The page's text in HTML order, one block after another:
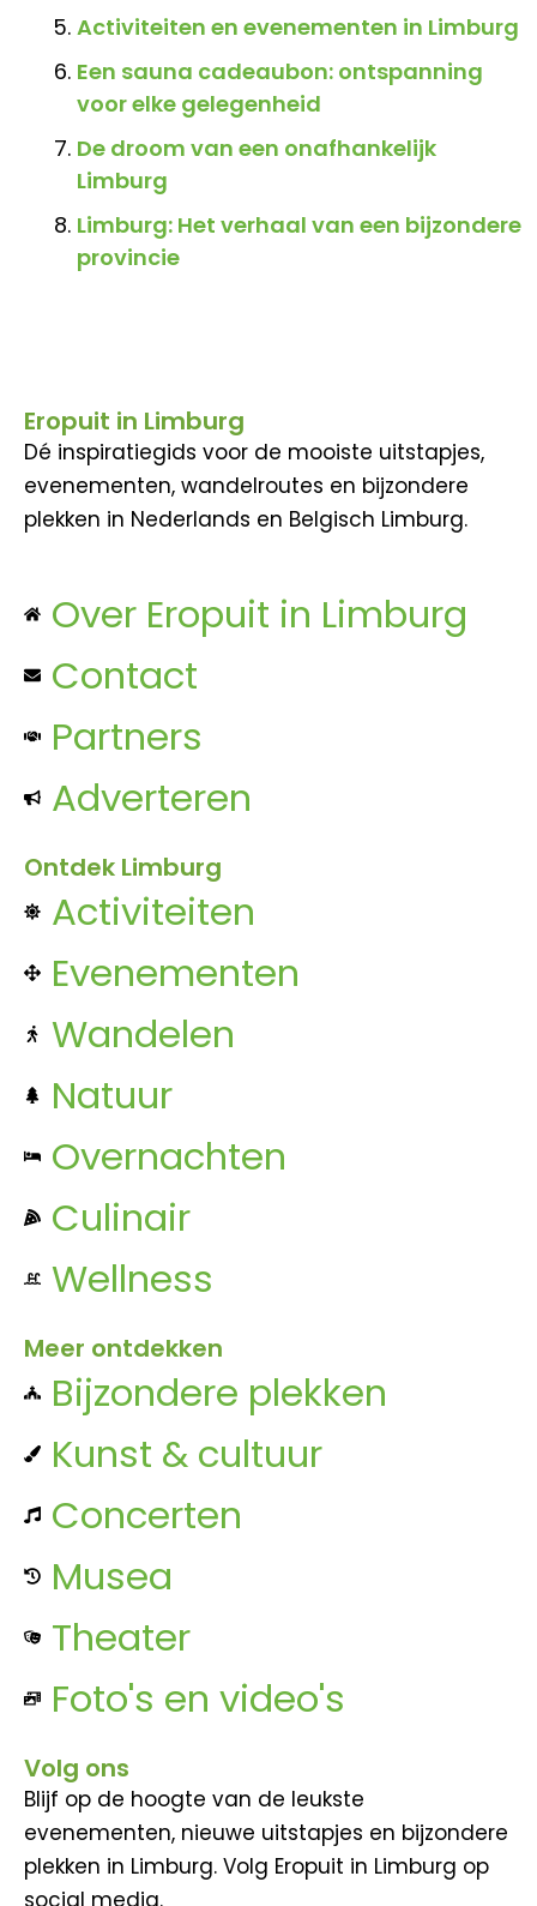
Activiteiten en evenementen in Limburg
Een sauna cadeaubon: ontspanning
voor elke gelegenheid
De droom van een onafhankelijk
Limburg
Limburg: Het verhaal van een bijzondere
provincie
Eropuit in Limburg
Dé inspiratiegids voor de mooiste uitstapjes,
evenementen, wandelroutes en bijzondere
plekken in Nederlands en Belgisch Limburg.
Over Eropuit in Limburg
Contact
Partners
Adverteren
Ontdek Limburg
Activiteiten
Evenementen
Wandelen
Natuur
Overnachten
Culinair
Wellness
Meer ontdekken
Bijzondere plekken
Kunst & cultuur
Concerten
Musea
Theater
Foto's en video's
Volg ons
Blijf op de hoogte van de leukste
evenementen, nieuwe uitstapjes en bijzondere
plekken in Limburg. Volg Eropuit in Limburg op
social media.